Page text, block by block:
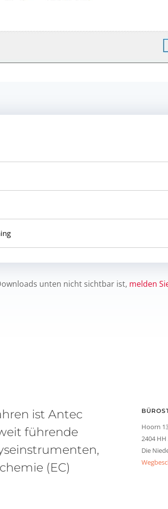
unten nicht sichtbar ist, melden
ist Antec
führende
(EC)
Hoorn
2404
Die